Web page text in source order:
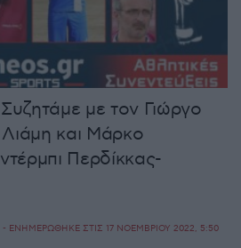
με τον Γιώργο
και Μάρκο
Περδίκκας-
ΕΝΗΜΕΡΏΘΗΚΕ ΣΤΙΣ 17 ΝΟΕΜΒΡΊΟΥ 2022, 5:50